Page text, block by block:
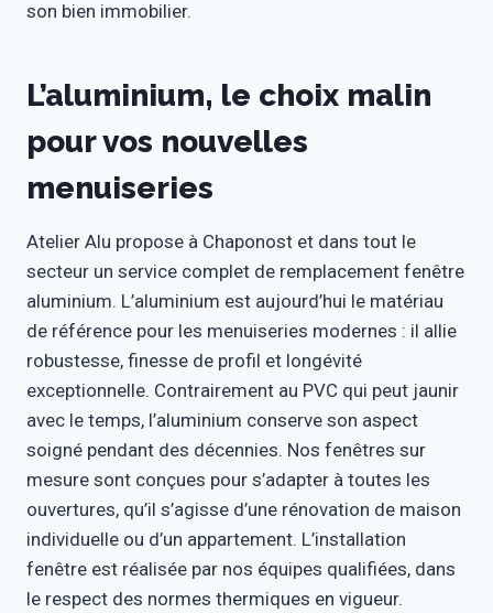
son bien immobilier.
L’aluminium, le choix malin
pour vos nouvelles
menuiseries
Atelier Alu propose à Chaponost et dans tout le
secteur un service complet de remplacement fenêtre
aluminium. L’aluminium est aujourd’hui le matériau
de référence pour les menuiseries modernes : il allie
robustesse, finesse de profil et longévité
exceptionnelle. Contrairement au PVC qui peut jaunir
avec le temps, l’aluminium conserve son aspect
soigné pendant des décennies. Nos fenêtres sur
mesure sont conçues pour s’adapter à toutes les
ouvertures, qu’il s’agisse d’une rénovation de maison
individuelle ou d’un appartement. L’installation
fenêtre est réalisée par nos équipes qualifiées, dans
le respect des normes thermiques en vigueur.